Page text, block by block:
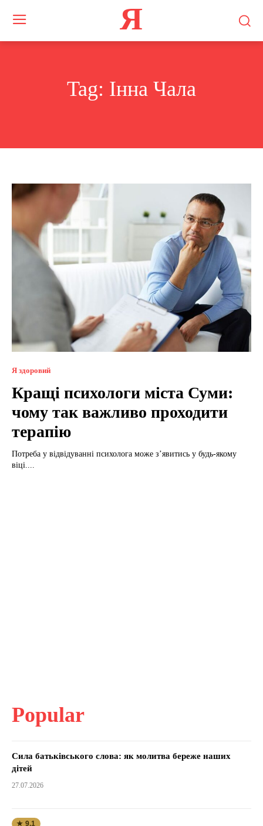
Я
Tag: Інна Чала
Я здоровий
Кращі психологи міста Суми:
чому так важливо проходити
терапію
Потреба у відвідуванні психолога може з’явитись у будь-якому
віці....
Popular
Сила батьківського слова: як молитва береже наших
дітей
27.07.2026
★ 9.1